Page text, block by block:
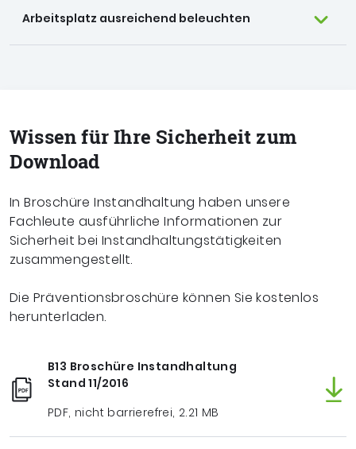
Arbeitsplatz ausreichend beleuchten
Wissen für Ihre Sicherheit zum
Download
In Broschüre Instandhaltung haben unsere
Fachleute ausführliche Informationen zur
Sicherheit bei Instandhaltungstätigkeiten
zusammengestellt.
Die Präventionsbroschüre können Sie kostenlos
herunterladen.
B13 Broschüre Instandhaltung
Stand 11/2016
PDF, nicht barrierefrei, 2.21 MB